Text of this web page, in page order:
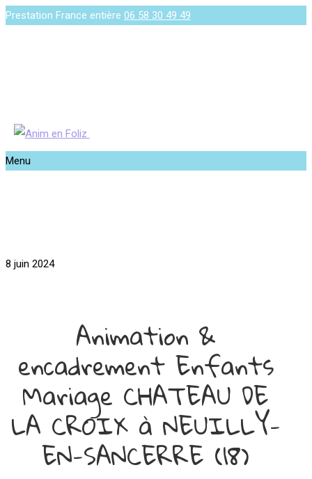
Prestation France entière 06 58 30 49 49
Menu
8 juin 2024
Animation &
encadrement Enfants
Mariage CHATEAU DE
LA CROIX à NEUILLY-
EN-SANCERRE (18)